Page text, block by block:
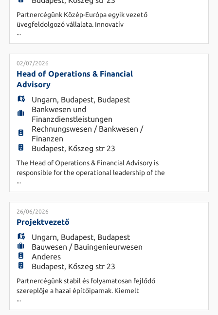
Partnercégünk Közép-Európa egyik vezető
üvegfeldolgozó vállalata. Innovatív
megoldásokkal és magas színvonalú termékekkel
járul hozzá a globális üvegpiac sikeréhez. Főbb
feladatok: - Ügyfelektől érkező megrendelések
kezelése, teljes körű feldolgozása -
Adminisztrációs feladatok ellátása -
Partnerekkel való folyamatos kapcsolattartás -
...
02/07/2026
Head of Operations & Financial
Advisory
Ungarn, Budapest, Budapest
Bankwesen und
Finanzdienstleistungen
Rechnungswesen / Bankwesen /
Finanzen
Budapest, Kőszeg str 23
The Head of Operations & Financial Advisory is
responsible for the operational leadership of the
company, ensuring effective coordination across
all service lines, with a strong focus on
accounting, financial control, and advisory quality.
The role also includes continuous improvement of
processes and service delivery standards across
...
26/06/2026
Projektvezető
Ungarn, Budapest, Budapest
Bauwesen / Bauingenieurwesen
Anderes
Budapest, Kőszeg str 23
Partnercégünk stabil és folyamatosan fejlődő
szereplője a hazai építőiparnak. Kiemelt
beruházásokban vesznek részt, ahol a minőséget
és az átláthatóságot tekintik elsődlegesnek.
...